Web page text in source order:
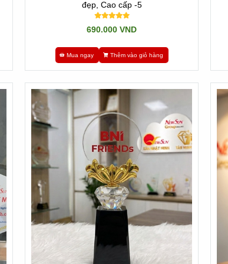
quà lưu niệm, nhưng mà nó còn mang theo các giá trị
tổ chức, công ty hay tập thể. Cúp tri ân là tượng trưng
nhớ lại các kỷ niệm, những giây phút đáng nhớ và các
người xung quanh. Hơn nữa, việc khen tặng cúp tri ân
đẹp, Cao cấp -5
690.000 VND
Mua ngay Thêm vào giỏ hàng